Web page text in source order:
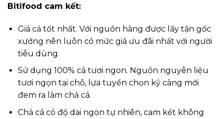
Bitifood cam kết:
Giá cả tốt nhất. Với nguồn hàng được lấy tận gốc
xưởng nên luôn có mức giá ưu đãi nhất với người
tiêu dùng.
Sử dụng 100% cá tươi ngon. Nguồn nguyên liệu
tươi ngọn tại chỗ, lựa tuyển chọn kỹ càng mới
đem ra làm chả cá.
Chả cá có độ dai ngon tự nhiên, cam kết không